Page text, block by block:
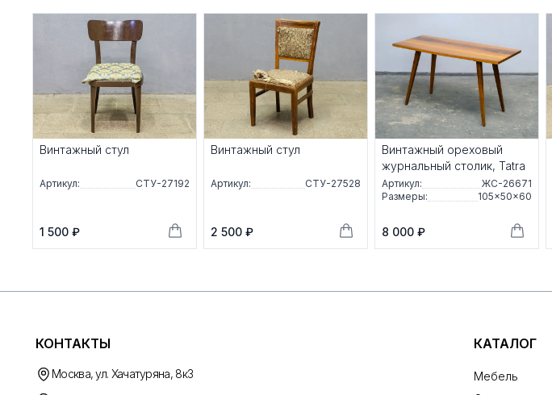
Винтажный стул
Артикул: СТУ-27192
1 500 ₽
Винтажный стул
Артикул: СТУ-27528
2 500 ₽
Винтажный ореховый
журнальный столик, Tatra
Артикул:
ЖС-26671
Размеры:
105×50×60
8 000 ₽
КОНТАКТЫ
Москва, ул. Хачатуряна, 8к3
КАТАЛОГ
Мебель